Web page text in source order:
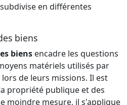
en différentes
biens
biens encadre les questions
matériels utilisés par
de leurs missions. Il est
propriété publique et des
moindre mesure, il s'applique